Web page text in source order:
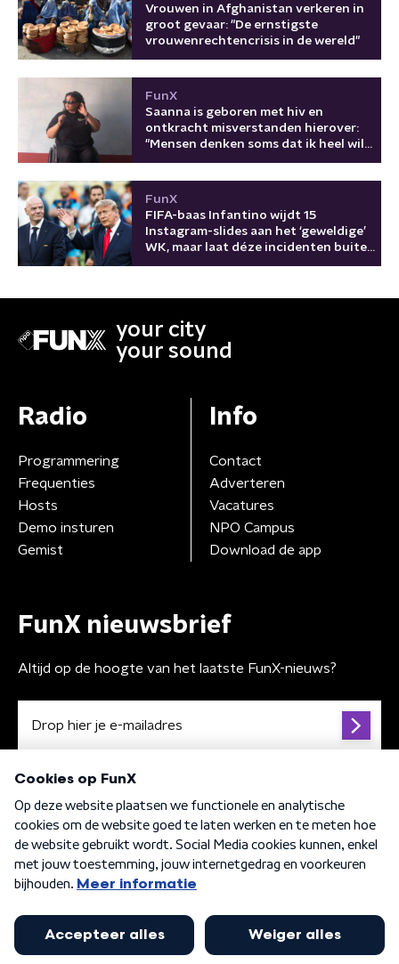
Vrouwen in Afghanistan verkeren in
groot gevaar: "De ernstigste
vrouwenrechtencrisis in de wereld"
FunX
Saanna is geboren met hiv en
ontkracht misverstanden hierover:
"Mensen denken soms dat ik heel wild
FunX
FIFA-baas Infantino wijdt 15
Instagram-slides aan het ‘geweldige’
WK, maar laat déze incidenten buiten
your city
your sound
Radio
Programmering
Frequenties
Hosts
Demo insturen
Gemist
Info
Contact
Adverteren
Vacatures
NPO Campus
Download de app
FunX nieuwsbrief
Altijd op de hoogte van het laatste FunX-nieuws?
Algemene voorwaarden Privacybeleid